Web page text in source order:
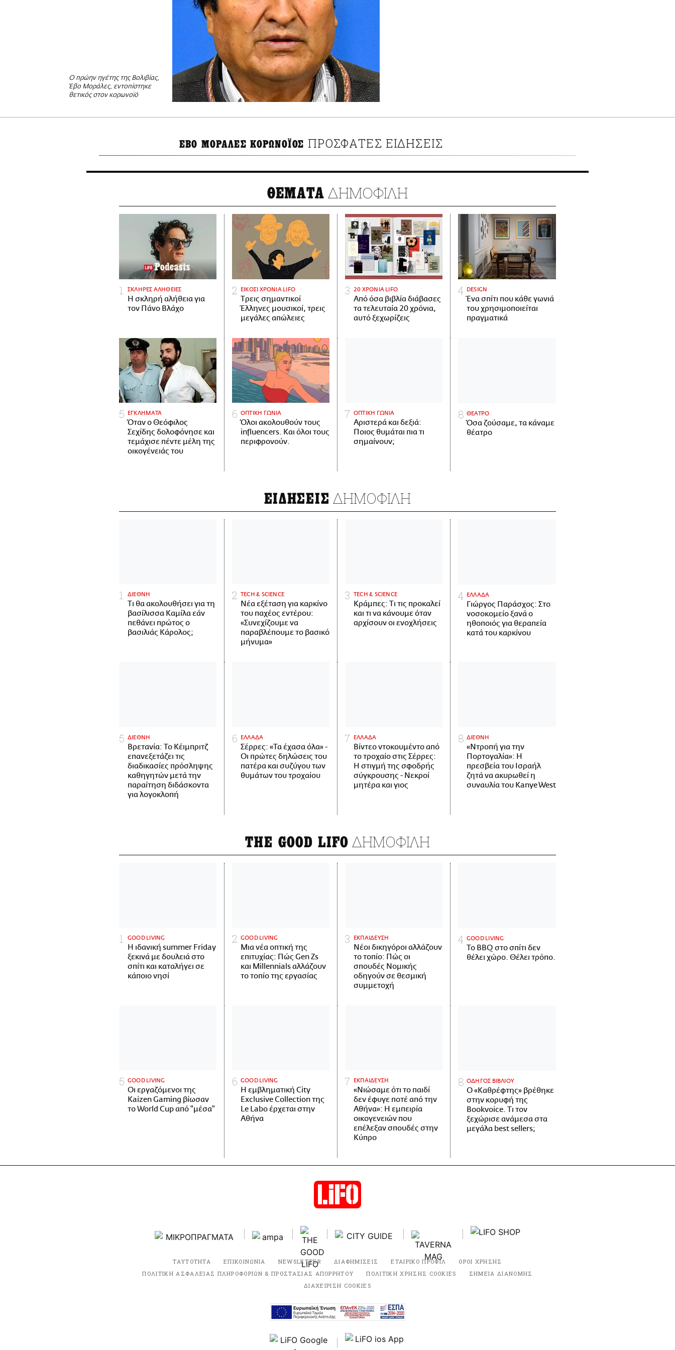
Ο πρώην ηγέτης της Βολιβίας,
Έβο Μοράλες, εντοπίστηκε
θετικός στον κορωνοϊό
ΕΒΟ ΜΟΡΑΛΕΣ ΚΟΡΩΝΟΪΟΣ ΠΡΟΣΦΑΤΕΣ ΕΙΔΗΣΕΙΣ
ΘΕΜΑΤΑ ΔΗΜΟΦΙΛΗ
ΣΚΛΗΡΕΣ ΑΛΗΘΕΙΕΣ
H σκληρή αλήθεια για
τον Πάνο Βλάχο
ΕΙΚΟΣΙ ΧΡΟΝΙΑ LIFO
Tρεις σημαντικοί
Έλληνες μουσικοί, τρεις
μεγάλες απώλειες
20 ΧΡΟΝΙΑ LIFO
Από όσα βιβλία διάβασες
τα τελευταία 20 χρόνια,
αυτό ξεχωρίζεις
DESIGN
Ένα σπίτι που κάθε γωνιά
του χρησιμοποιείται
πραγματικά
ΕΓΚΛΗΜΑΤΑ
Όταν ο Θεόφιλος
Σεχίδης δολοφόνησε και
τεμάχισε πέντε μέλη της
οικογένειάς του
ΟΠΤΙΚΗ ΓΩΝΙΑ
Όλοι ακολουθούν τους
influencers. Και όλοι τους
περιφρονούν.
ΟΠΤΙΚΗ ΓΩΝΙΑ
Αριστερά και δεξιά:
Ποιος θυμάται πια τι
σημαίνουν;
ΘΕΑΤΡΟ
Όσα ζούσαμε, τα κάναμε
θέατρο
ΕΙΔΗΣΕΙΣ ΔΗΜΟΦΙΛΗ
ΔΙΕΘΝΗ
Τι θα ακολουθήσει για τη
βασίλισσα Καμίλα εάν
πεθάνει πρώτος ο
βασιλιάς Κάρολος;
ΤECH & SCIENCE
Νέα εξέταση για καρκίνο
του παχέος εντέρου:
«Συνεχίζουμε να
παραβλέπουμε το βασικό
μήνυμα»
ΤECH & SCIENCE
Κράμπες: Τι τις προκαλεί
και τι να κάνουμε όταν
αρχίσουν οι ενοχλήσεις
ΕΛΛΑΔΑ
Γιώργος Παράσχος: Στο
νοσοκομείο ξανά ο
ηθοποιός για θεραπεία
κατά του καρκίνου
ΔΙΕΘΝΗ
Βρετανία: Το Κέιμπριτζ
επανεξετάζει τις
διαδικασίες πρόσληψης
καθηγητών μετά την
παραίτηση διδάσκοντα
για λογοκλοπή
ΕΛΛΑΔΑ
Σέρρες: «Τα έχασα όλα» -
Οι πρώτες δηλώσεις του
πατέρα και συζύγου των
θυμάτων του τροχαίου
ΕΛΛΑΔΑ
Βίντεο ντοκουμέντο από
το τροχαίο στις Σέρρες:
Η στιγμή της σφοδρής
σύγκρουσης - Νεκροί
μητέρα και γιος
ΔΙΕΘΝΗ
«Ντροπή για την
Πορτογαλία»: Η
πρεσβεία του Ισραήλ
ζητά να ακυρωθεί η
συναυλία του Kanye West
THE GOOD LIFO ΔΗΜΟΦΙΛΗ
GOOD LIVING
Η ιδανική summer Friday
ξεκινά με δουλειά στο
σπίτι και καταλήγει σε
κάποιο νησί
GOOD LIVING
Μια νέα οπτική της
επιτυχίας: Πώς Gen Zs
και Millennials αλλάζουν
το τοπίο της εργασίας
ΕΚΠΑΙΔΕΥΣΗ
Νέοι δικηγόροι αλλάζουν
το τοπίο: Πώς οι
σπουδές Νομικής
οδηγούν σε θεσμική
συμμετοχή
GOOD LIVING
Το BBQ στο σπίτι δεν
θέλει χώρο. Θέλει τρόπο.
GOOD LIVING
Οι εργαζόμενοι της
Kaizen Gaming βίωσαν
το World Cup από "μέσα"
GOOD LIVING
Η εμβληματική City
Exclusive Collection της
Le Labo έρχεται στην
Αθήνα
ΕΚΠΑΙΔΕΥΣΗ
«Νιώσαμε ότι το παιδί
δεν έφυγε ποτέ από την
Αθήνα»: Η εμπειρία
οικογενειών που
επέλεξαν σπουδές στην
Κύπρο
ΟΔΗΓΟΣ ΒΙΒΛΙΟΥ
Ο «Καθρέφτης» βρέθηκε
στην κορυφή της
Bookvoice. Τι τον
ξεχώρισε ανάμεσα στα
μεγάλα best sellers;
ΤΑΥΤΟΤΗΤΑ ΕΠΙΚΟΙΝΩΝΙΑ NEWSLETTER ΔΙΑΦΗΜΙΣΕΙΣ ΕΤΑΙΡΙΚΟ ΠΡΟΦΙΛ
ΟΡΟΙ ΧΡΗΣΗΣ
ΠΟΛΙΤΙΚΗ ΑΣΦΑΛΕΙΑΣ ΠΛΗΡΟΦΟΡΙΩΝ & ΠΡΟΣΤΑΣΙΑΣ ΑΠΟΡΡΗΤΟΥ
ΠΟΛΙΤΙΚΗ ΧΡΗΣΗΣ COOKIES
ΣΗΜΕΙΑ ΔΙΑΝΟΜΗΣ
ΔΙΑΧΕΙΡΙΣΗ COOKIES